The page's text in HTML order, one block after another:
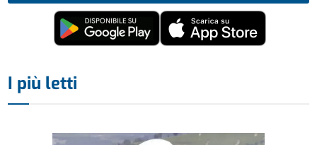
I più letti